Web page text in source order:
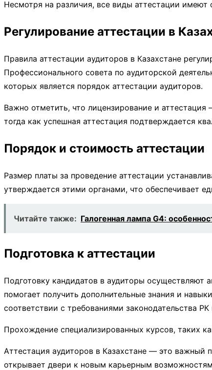
Несмотря на различия, все виды аттестации
Регулирование аттестации в
Правила аттестации аудиторов в Казахстане
Профессионального совета по аудиторской
которых является порядок аттестации аудиторов.
Важно отметить, что лицензирование и
тогда как успешная аттестация подтверждается
Порядок и стоимость аттестации
Размер платы за проведение аттестации
утверждается этими органами, что обеспечивает
Читайте также: Галогенная лампа G4:
Подготовка к аттестации
Подготовку кандидатов в аудиторы осуществляют
помогает получить дополнительные знания и
соответствии с требованиями законодательства
Прохождение специализированных курсов, таких
Аттестация аудиторов в Казахстане — это важный
открывает двери к новым карьерным